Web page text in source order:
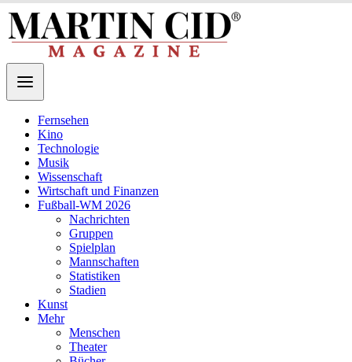
Fernsehen
Kino
Technologie
Musik
Wissenschaft
Wirtschaft und Finanzen
Fußball-WM 2026
Nachrichten
Gruppen
Spielplan
Mannschaften
Statistiken
Stadien
Kunst
Mehr
Menschen
Theater